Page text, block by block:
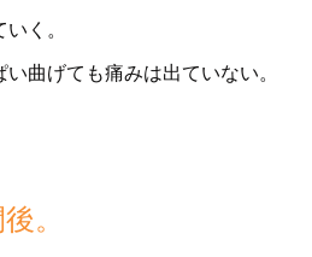
く。
曲げても痛みは出ていない。
。